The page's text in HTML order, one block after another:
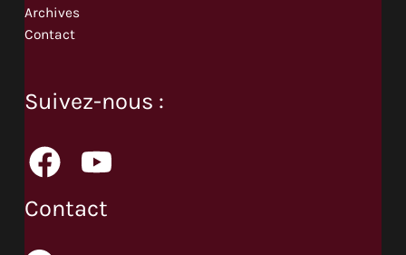
Archives
Contact
Suivez-nous :
Contact